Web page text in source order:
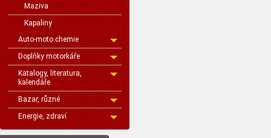
Maziva
Kapaliny
Auto-moto chemie
Doplňky motorkáře
Katalogy, literatura,
kalendáře
Bazar, různé
Energie, zdraví